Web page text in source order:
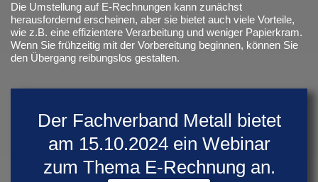
Die Umstellung auf E-Rechnungen kann zunächst
herausfordernd erscheinen, aber sie bietet auch viele Vorteile,
wie z.B. eine effizientere Verarbeitung und weniger Papierkram.
Wenn Sie frühzeitig mit der Vorbereitung beginnen, können Sie
den Übergang reibungslos gestalten.
Der Fachverband Metall bietet
am 15.10.2024 ein Webinar
zum Thema E-Rechnung an.